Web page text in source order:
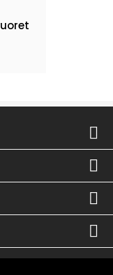



